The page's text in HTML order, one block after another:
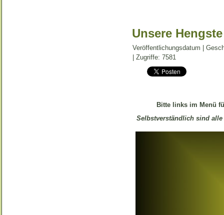
Unsere Hengste
Veröffentlichungsdatum |
| Zugriffe: 7581
Bitte links im Menü
Selbstverständlich sind